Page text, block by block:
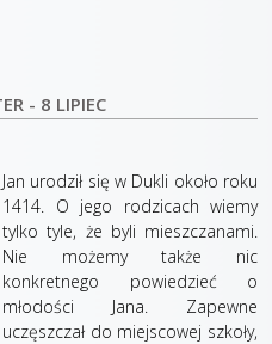
- 8 LIPIEC
Jan urodził się w Dukli około roku
1414. O jego rodzicach wiemy
tylko tyle, że byli mieszczanami.
Nie możemy także nic
konkretnego powiedzieć o
młodości Jana. Zapewne
uczęszczał do miejscowej szkoły,